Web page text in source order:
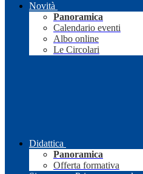
Novità
Panoramica
Calendario eventi
Albo online
Le Circolari
Didattica
Panoramica
Offerta formativa